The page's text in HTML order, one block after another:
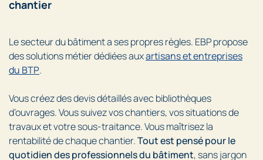
chantier
Le secteur du bâtiment a ses propres règles. EBP propose
des solutions métier dédiées auxartisans et entreprises
du BTP.
Vous créez des devis détaillés avec bibliothèques
d’ouvrages. Vous suivez vos chantiers, vos situations de
travaux et votre sous-traitance. Vous maîtrisez la
rentabilité de chaque chantier.Tout est pensé pour le
quotidien des professionnels du bâtiment, sans jargon